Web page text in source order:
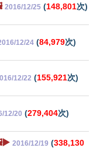
2016/12/25 (148,801次)
12/24 (84,979次)
12/22 (155,921次)
12/20 (279,404次)
2016/12/19 (338,130